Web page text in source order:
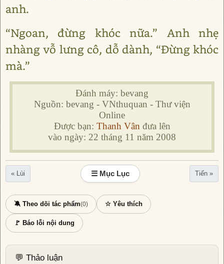
anh.
“Ngoan, đừng khóc nữa.” Anh nhẹ
nhàng vỗ lưng cô, dỗ dành, “Đừng khóc
mà.”
Đánh máy: bevang
Nguồn: bevang - VNthuquan - Thư viện
Online
Được bạn: Thanh Vân đưa lên
vào ngày: 22 tháng 11 năm 2008
« Lùi ☰ Mục Lục Tiến »
🔕 Theo dõi tác phẩm(0) ☆ Yêu thích
🚩 Báo lỗi nội dung
💬 Thảo luận